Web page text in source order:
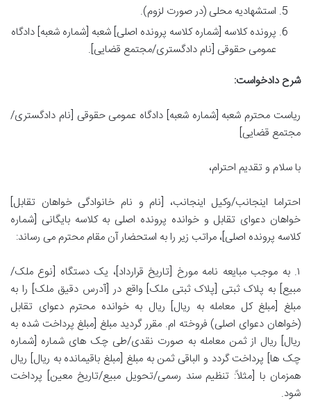
استشهادیه محلی (در صورت لزوم).
پرونده کلاسه [شماره کلاسه پرونده اصلی] شعبه [شماره شعبه] دادگاه
عمومی حقوقی [نام دادگستری/مجتمع قضایی].
شرح دادخواست:
ریاست محترم شعبه [شماره شعبه] دادگاه عمومی حقوقی [نام دادگستری/
مجتمع قضایی]
با سلام و تقدیم احترام،
احتراما اینجانب/وکیل اینجانب، [نام و نام خانوادگی خواهان تقابل]
خواهان دعوای تقابل و خوانده پرونده اصلی به کلاسه بایگانی [شماره
کلاسه پرونده اصلی]، مراتب زیر را به استحضار آن مقام محترم می رساند:
۱. به موجب مبایعه نامه مورخ [تاریخ قرارداد]، یک دستگاه [نوع ملک/
مبیع] به پلاک ثبتی [پلاک ثبتی ملک] واقع در [آدرس دقیق ملک] را به
مبلغ [مبلغ کل معامله به ریال] ریال به خوانده محترم دعوای تقابل
(خواهان دعوای اصلی) فروخته ام. مقرر گردید مبلغ [مبلغ پرداخت شده به
ریال] ریال از ثمن معامله به صورت نقدی/طی چک های شماره [شماره
چک ها] پرداخت گردد و الباقی ثمن به مبلغ [مبلغ باقیمانده به ریال] ریال
همزمان با [مثلاً: تنظیم سند رسمی/تحویل مبیع/تاریخ معین] پرداخت
شود.